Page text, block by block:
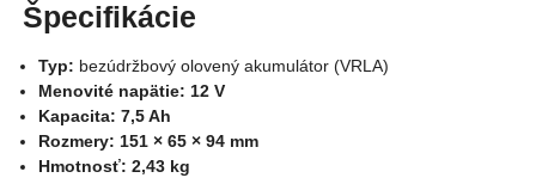
Špecifikácie
Typ: bezúdržbový olovený akumulátor (VRLA)
Menovité napätie: 12 V
Kapacita: 7,5 Ah
Rozmery: 151 × 65 × 94 mm
Hmotnosť: 2,43 kg